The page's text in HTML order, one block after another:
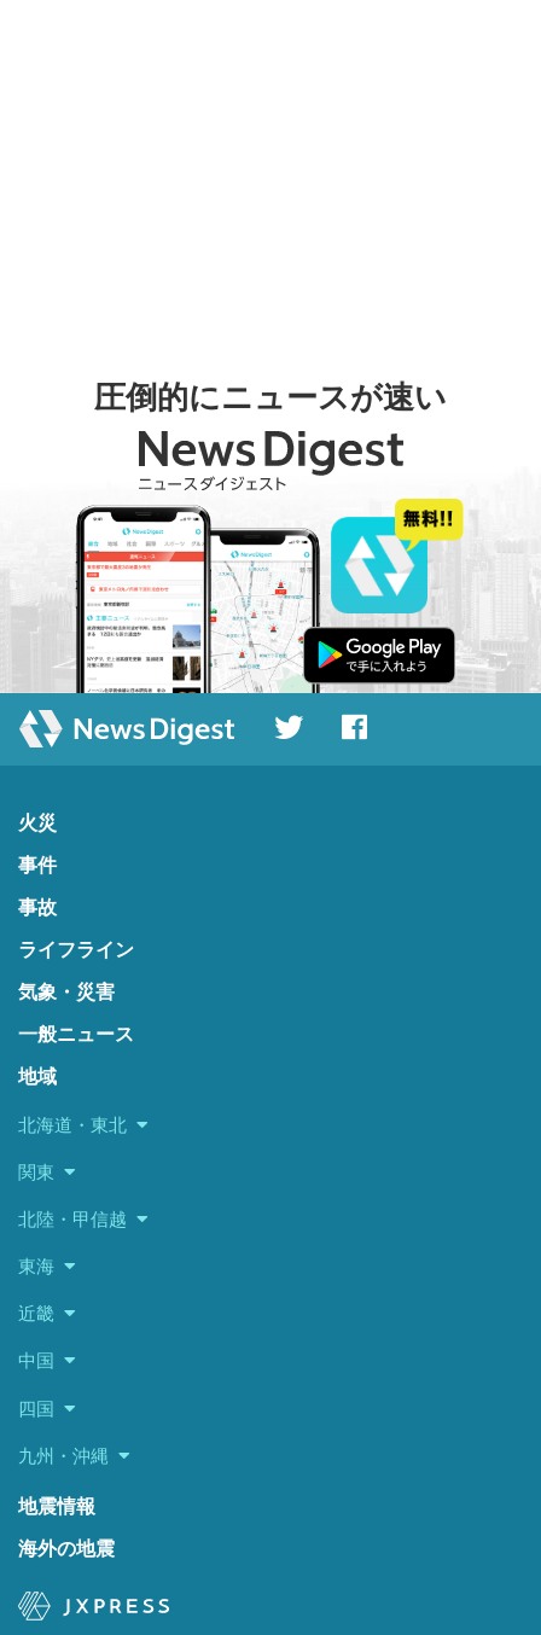
圧倒的にニュースが速い
火災
事件
事故
ライフライン
気象・災害
一般ニュース
地域
北海道・東北
関東
北陸・甲信越
東海
近畿
中国
四国
九州・沖縄
地震情報
海外の地震